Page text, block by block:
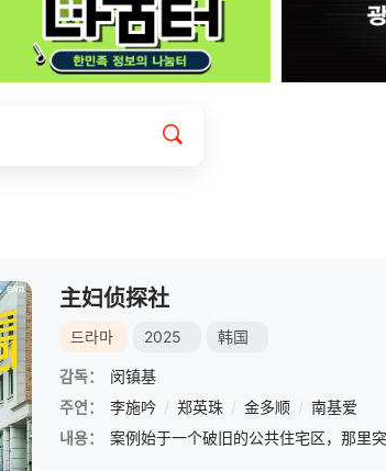
郑英珠 / 白恩惠 / 白智媛 / 朴镇宇 / 吴敏爱 / 张河恩
主妇侦探社
드라마 2025 韩国
감독：
闵镇基
주연：
李施吟 / 郑英珠 / 金多顺 / 南基爱
내용：